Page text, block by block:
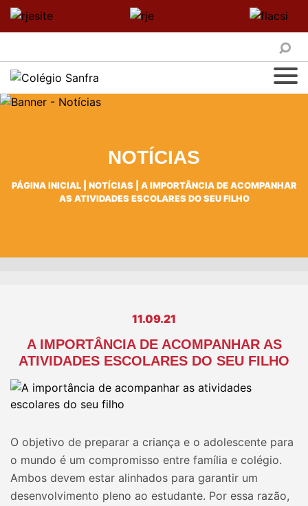
NOTÍCIAS
PÁGINA INICIAL| NOTÍCIAS
A IMPORTÂNCIA DE ACOMPANHAR
AS ATIVIDADES ESCOLARES DO SEU FILHO
11.09.21
A IMPORTÂNCIA DE ACOMPANHAR AS
ATIVIDADES ESCOLARES DO SEU FILHO
O objetivo de preparar a criança e o adolescente para
o mundo é um compromisso entre família e colégio.
Ambos devem estar alinhados para garantir um
desenvolvimento pleno ao estudante. Por essa razão,